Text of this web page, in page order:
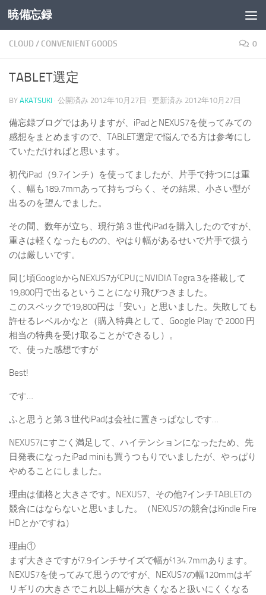
コンテンツへスキップ
暁備忘録
CLOUD / CONVENIENT GOODS 0
TABLET選定
BY AKATSUKI · 公開済み 2012年10月27日 · 更新済み 2012年10月27日
備忘録ブログではありますが、iPadとNEXUS7を使ってみての
感想をまとめますので、TABLET選定で悩んでる方は参考にし
ていただければと思います。
初代iPad（9.7インチ）を使ってましたが、片手で持つには重
く、幅も189.7mmあって持ちづらく、その結果、小さい型が
出るのを望んでました。
その間、数年が立ち、現行第３世代iPadを購入したのですが、
重さは軽くなったものの、やはり幅があるせいで片手で扱う
のは厳しいです。
同じ頃GoogleからNEXUS7がCPUにNVIDIA Tegra 3を搭載して
19,800円で出るということになり飛びつきました。
このスペックで19,800円は「安い」と思いました。失敗しても
許せるレベルかなと（購入特典として、Google Play で 2000 円
相当の特典を受け取ることができるし）。
で、使った感想ですが
Best!
です…
ふと思うと第３世代iPadは会社に置きっぱなしです…
NEXUS7にすごく満足して、ハイテンションになったため、先
日発表になったiPad miniも買うつもりでいましたが、やっぱり
やめることにしました。
理由は価格と大きさです。NEXUS7、その他7インチTABLETの
競合にはならないと思いました。（NEXUS7の競合はKindle Fire
HDとかですね）
理由①
まず大きさですが7.9インチサイズで幅が134.7mmあります。
NEXUS7を使ってみて思うのですが、NEXUS7の幅120mmはギ
リギリの大きさでこれ以上幅が大きくなると扱いにくくなる